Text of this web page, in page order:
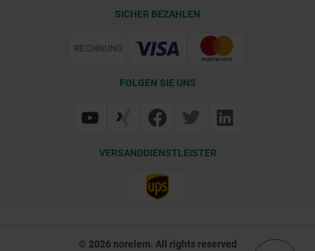
Web Support
SICHER BEZAHLEN
FOLGEN SIE UNS
VERSANDDIENSTLEISTER
© 2026 norelem. All rights reserved